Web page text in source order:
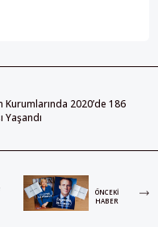
2020’de 186
Yaşandı
ÖNCEKI
HABER